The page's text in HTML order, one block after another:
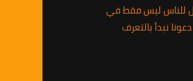
للناس ليس فقط في
نبدأ بالتعرف